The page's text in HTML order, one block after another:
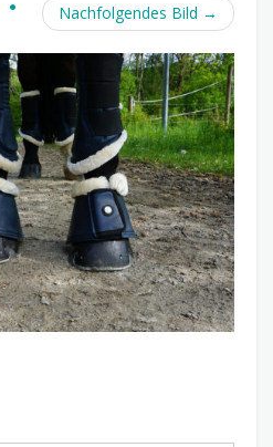
Nachfolgendes Bild →